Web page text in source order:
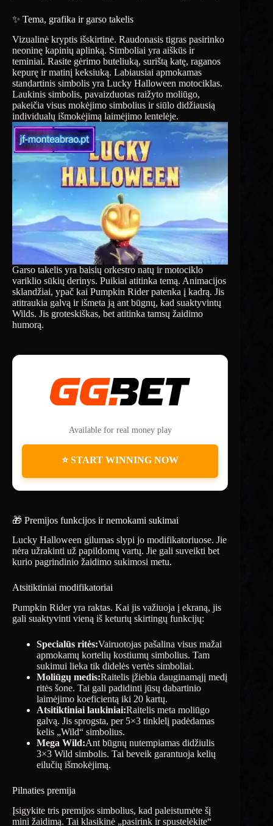
✨ Tema, grafika ir garso takelis
Vizualinė kryptis išskirtinė. Raudonasis tigras pasirinko
neoninę kapinių aplinką. Simboliai yra aiškūs ir
teminiai. Rasite gėrimo buteliuką, surištą katę, raganos
kepurę ir matinį keksiuką. Labiausiai apmokamas
standartinis simbolis yra Lucky Halloween motociklas.
Laukinis simbolis, pavaizduotas raižyto moliūgo,
pakeičia visus mokėjimo simbolius ir siūlo didžiausią
individualų išmokėjimą laimėjimo lentelėje.
Garso takelis yra baisių orkestro natų ir motociklo
variklio sūkių derinys. Puikiai atitinka temą. Animacijos
sklandžiai, ypač kai Pumpkin Rider patenka į kadrą. Jis
atitraukia galvą ir išmeta ją ant būgnų, kad suaktyvintų
Wilds. Jis groteskiškas, bet atitinka tamsų žaidimo
humorą.
Available for real money play
⭐ START WINNING NOW
🎁 Premijos funkcijos ir nemokami sukimai
Lucky Halloween gilumas slypi jo modifikatoriuose. Jie
nėra užrakinti už papildomų vartų. Jie gali suveikti bet
kurio pagrindinio žaidimo sukimosi metu.
Atsitiktiniai modifikatoriai
Pumpkin Rider yra raktas. Kai jis važiuoja į ekraną, jis
gali suaktyvinti vieną iš keturių skirtingų funkcijų:
Specialūs ritės:Vairuotojas pašalina visus mažai
apmokamų kortelių kostiumų simbolius. Tam
sukimui lieka tik didelės vertės simboliai.
Moliūgų medis:Raitelis įžiebia dauginamąjį medį
ritės šone. Tai gali padidinti jūsų dabartinio
laimėjimo koeficientą iki 20 kartų.
Atsitiktiniai laukiniai:Raitelis meta moliūgo
galvą. Jis sprogsta, per 5×3 tinklelį padėdamas
kelis „Wild“ simbolius.
Mega Wild:Ant būgnų nutempiamas didžiulis
3×3 Wild simbolis. Tai beveik garantuoja kelių
eilučių išmokėjimą.
Pilnaties premija
Įsigykite tris premijos simbolius, kad paleistumėte šį
mini žaidimą. Tai klasikinė „pasirink ir spustelėkite“